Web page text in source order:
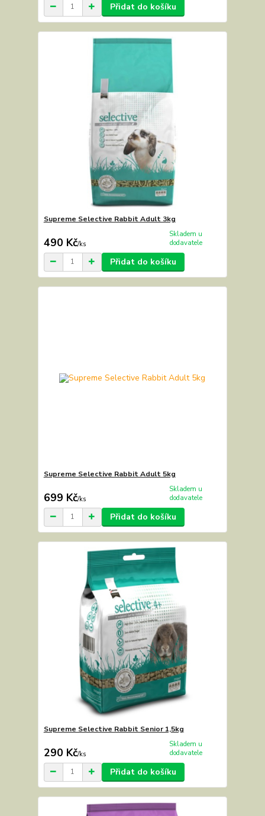
Přidat do košíku
Supreme Selective Rabbit Adult 3kg
490 Kč/ks
Skladem u
dodavatele
Přidat do košíku
Supreme Selective Rabbit Adult 5kg
699 Kč/ks
Skladem u
dodavatele
Přidat do košíku
Supreme Selective Rabbit Senior 1,5kg
290 Kč/ks
Skladem u
dodavatele
Přidat do košíku